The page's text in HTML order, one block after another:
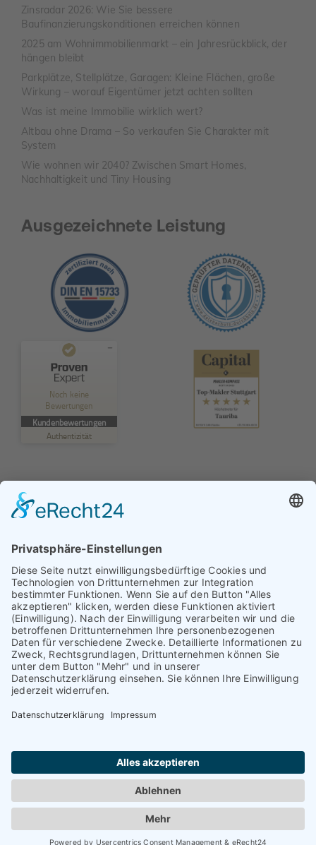
Zinsradar 2026: Wie Sie bessere
Baufinanzierungskonditionen erreichen können
2025 am Wohnimmobilienmarkt – ein Jahresrückblick, der
hängen bleibt
Parkplätze, Stellplätze, Garagen: Kleine Flächen, große
Wirkung – worauf Eigentümer jetzt achten sollten
Was ist meine Immobilie wirklich wert?
Altbau ohne Drama – So verkaufen Sie Charakter mit
System
Wie wohnen wir 2040? Zwischen Smart Homes,
Nachhaltigkeit und Tiny Housing
Ausgezeichnete Leistung
Noch keine
Bewertungen
Kundenbewertungen
Authentizität
Kundenbewertungen und Erfahrungen zu
MANGELHAFT
kontakt@tauriba.de
Haftungsauschluss: Alle auf diesen Seiten veröffentlichten
Informationen wurden nach bestem Wissen und
Gewissen erstellt. Alle Kundenmeinungen beruhen auf
echten Kundenaussagen. Niemand wurde in irgendeiner
Form für diese Videos oder schriftlichen Bewertungen
einen höheren Verkaufspreis oder ähnliches garantieren.
sind nur möglich, wenn der Markt, die
Vermarktungsstrategie und die Eigenschaften der
Immobilie passen. Jede Immobilie lässt sich verkaufen,
wenn der Preis an der Nachfrage orientiert wird.